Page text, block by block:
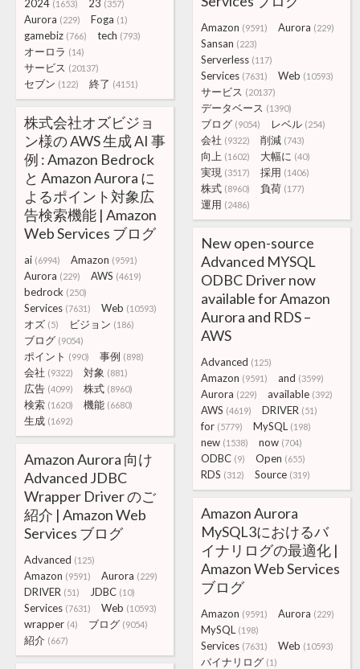
Amazon (9591) Aurora (229)
Sansan (223)
Serverless (117)
Services (7631) Web (10593)
サービス (20137)
データベース (1390)
ブログ (9054) レベル (254)
会社 (9322) 削減 (743)
向上 (1602) 大幅に (40)
実現 (3517) 採用 (1406)
株式 (8960) 負荷 (177)
運用 (2486)
2024 (1653) 23 (357)
Aurora (229) Foga (1)
gamebiz (766) tech (793)
オーロラ (14)
サービス (20137)
セブン (122) 終了 (4151)
株式会社オズビジョ
ン様の AWS 生成 AI 事
例 : Amazon Bedrock
と Amazon Aurora に
よるポイント対象広
告検索機能 | Amazon
Web Services ブログ
ai (6994) Amazon (9591)
Aurora (229) AWS (4619)
bedrock (250)
Services (7631) Web (10593)
オズ (5) ビジョン (186)
ブログ (9054)
ポイント (990) 事例 (898)
会社 (9322) 対象 (881)
広告 (4099) 株式 (8960)
検索 (1620) 機能 (6680)
生成 (1692)
New open-source
Advanced MYSQL
ODBC Driver now
available for Amazon
Aurora and RDS –
AWS
Advanced (125)
Amazon (9591) and (3599)
Aurora (229) available (392)
AWS (4619) DRIVER (51)
for (5779) MySQL (198)
new (1538) now (704)
ODBC (9) Open (655)
RDS (312) Source (319)
Amazon Aurora 向け
Advanced JDBC
Wrapper Driver のご
紹介 | Amazon Web
Services ブログ
Advanced (125)
Amazon (9591) Aurora (229)
DRIVER (51) JDBC (10)
Services (7631) Web (10593)
wrapper (4) ブログ (9054)
紹介 (667)
Amazon Aurora
MySQL3におけるバ
イナリログの最適化 |
Amazon Web Services
ブログ
Amazon (9591) Aurora (229)
MySQL (198)
Services (7631) Web (10593)
バイナリログ (1)